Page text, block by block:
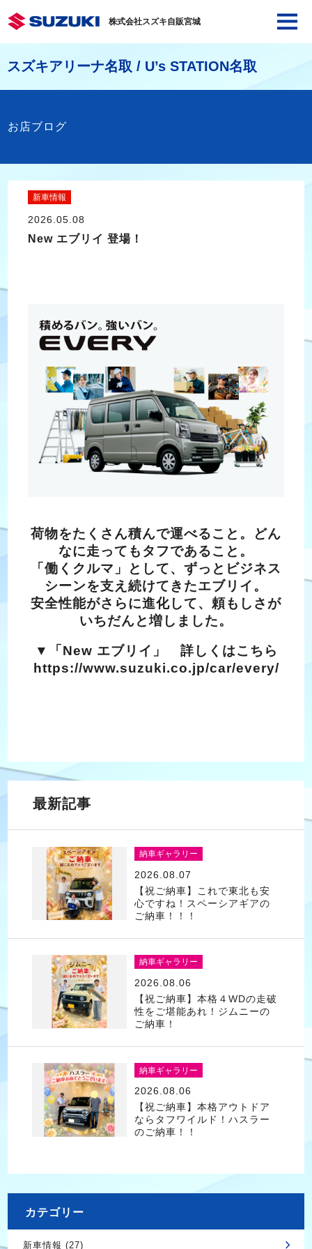
株式会社スズキ自販宮城
スズキアリーナ名取 / U’s STATION名取
お店ブログ
新車情報
2026.05.08
New エブリイ 登場！
荷物をたくさん積んで運べること。どん
なに走ってもタフであること。
「働くクルマ」として、ずっとビジネス
シーンを支え続けてきたエブリイ。
安全性能がさらに進化して、頼もしさが
いちだんと増しました。
▼「New エブリイ」 詳しくはこちら
https://www.suzuki.co.jp/car/every/
最新記事
納車ギャラリー
2026.08.07
【祝ご納車】これで東北も安
心ですね！スペーシアギアの
ご納車！！！
納車ギャラリー
2026.08.06
【祝ご納車】本格４WDの走破
性をご堪能あれ！ジムニーの
ご納車！
納車ギャラリー
2026.08.06
【祝ご納車】本格アウトドア
ならタフワイルド！ハスラー
のご納車！！
カテゴリー
新車情報 (27)